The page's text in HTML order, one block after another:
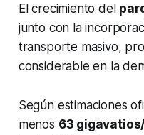
El crecimiento del
junto con la
transporte masivo,
considerable en la
Según estimaciones
menos 63